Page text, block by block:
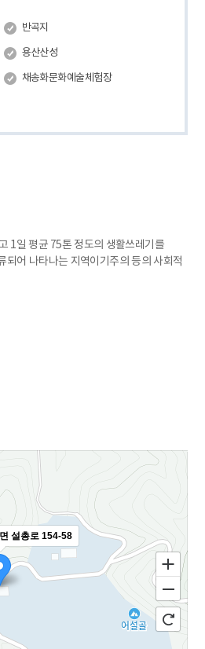
반곡지
용산산성
채송화문화예술체험장
1일 평균 75톤 정도의 생활쓰레기를
되어 나타나는 지역이기주의 등의 사회적
설총로 154-58